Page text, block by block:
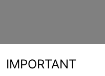
IMPORTANT